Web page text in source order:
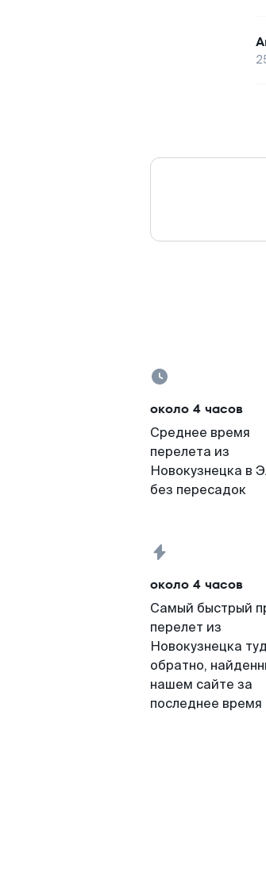
около 4 часов
Среднее время
перелета из
Новокузнецка в
без пересадок
около 4 часов
Самый быстрый
перелет из
Новокузнецка
обратно,
нашем сайте за
последнее время